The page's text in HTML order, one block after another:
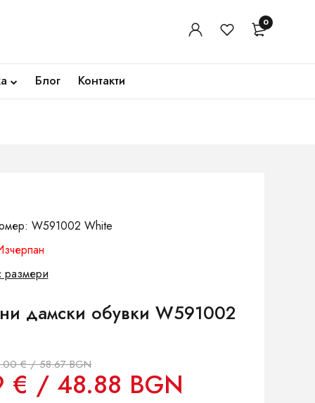
0
Блог Контакти
W591002 White
размери
дамски обувки W591002
€ / 58.67 BGN
€ / 48.88 BGN